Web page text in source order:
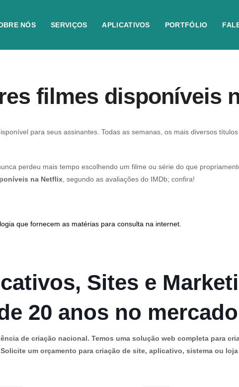
NÓS SERVIÇOS APLICATIVOS PORTFÓLIO
filmes disponíveis
para seus assinantes. Todas as semanas, os mais diversos
perdeu mais tempo escolhendo um filme ou série do que
na Netflix , segundo as avaliações do IMDb; confira!
que fornecem as matérias para consulta na internet.
Sites e
20 anos no mercado
de criação nacional. Temos uma solução web completa para
um orçamento para criação de site, aplicativo, sistema ou